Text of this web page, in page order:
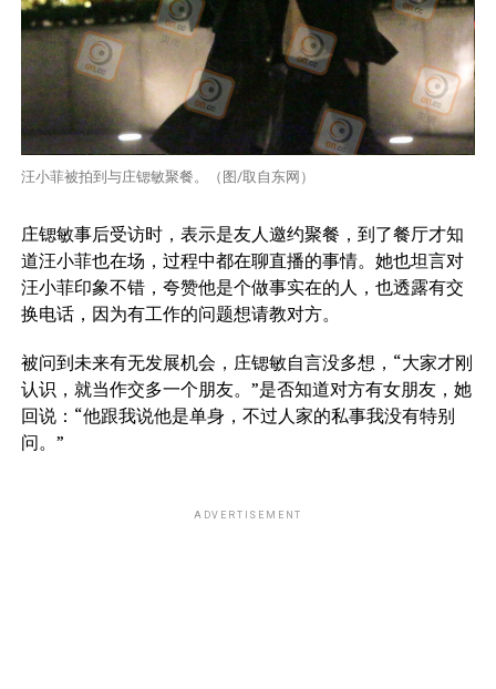
汪小菲被拍到与庄锶敏聚餐。（图/取自东网）
庄锶敏事后受访时，表示是友人邀约聚餐，到了餐厅才知
道汪小菲也在场，过程中都在聊直播的事情。她也坦言对
汪小菲印象不错，夸赞他是个做事实在的人，也透露有交
换电话，因为有工作的问题想请教对方。
被问到未来有无发展机会，庄锶敏自言没多想，“大家才刚
认识，就当作交多一个朋友。”是否知道对方有女朋友，她
回说：“他跟我说他是单身，不过人家的私事我没有特别
问。”
ADVERTISEMENT